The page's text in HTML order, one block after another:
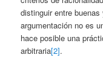
distinguir entre
argumentación no es
hace posible una
arbitraria[2].